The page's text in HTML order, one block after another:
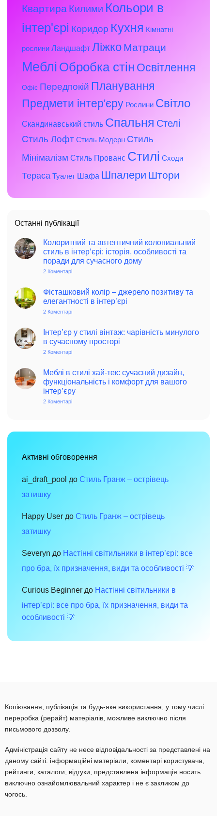
Квартира Килими Кольори в
інтер'єрі Коридор Кухня Кімнатні
рослини Ландшафт Ліжко Матраци
Меблі Обробка стін Освітлення
Офіс Передпокій Планування
Предмети інтер'єру Рослини Світло
Скандинавський стиль Спальня Стелі
Стиль Лофт Стиль Модерн Стиль
Мінімалізм Стиль Прованс Стилі Сходи
Тераса Туалет Шафа Шпалери Штори
Останні публікації
Колоритний та автентичний колониальний
стиль в інтер’єрі: історія, особливості та
поради для сучасного дому
2 Коментарі
автентичний
колониальний
стиль
особливості
та
поради
Фісташковий колір – джерело позитиву та
елегантності в інтер’єрі
2 Коментарі
–
джерело
позитиву
інтер’єрі
Інтер’єр у стилі вінтаж: чарівність минулого
в сучасному просторі
2 Коментарі
стилі
вінтаж:
чарівність
минулого
в
Меблі в стилі хай-тек: сучасний дизайн,
функціональність і комфорт для вашого
інтер’єру
2 Коментарі
тек:
і
вашого
інтер’єру
Активні обговорення
ai_draft_pool до Стиль Гранж – острівець
затишку
Happy User до Стиль Гранж – острівець
затишку
Severyn до Настінні світильники в інтер’єрі: все
про бра, їх призначення, види та особливості 💡
Curious Beginner до Настінні світильники в
інтер’єрі: все про бра, їх призначення, види та
особливості 💡
Копіювання, публікація та будь-яке використання, у тому числі
переробка (рерайт) матеріалів, можливе виключно після
письмового дозволу.
Адміністрація сайту не несе відповідальності за представлені на
даному сайті: інформаційні матеріали, коментарі користувача,
рейтинги, каталоги, відгуки, представлена інформація носить
виключно ознайомлювальний характер і не є закликом до
чогось.